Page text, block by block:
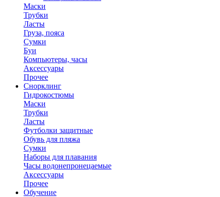
Маски
Трубки
Ласты
Груза, пояса
Сумки
Буи
Компьютеры, часы
Аксессуары
Прочее
Снорклинг
Гидрокостюмы
Маски
Трубки
Ласты
Футболки защитные
Обувь для пляжа
Сумки
Наборы для плавания
Часы водонепронецаемые
Аксессуары
Прочее
Обучение